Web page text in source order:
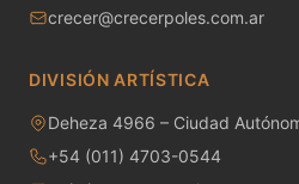
Moldes de yeso
crecer@crecerpoles.com.ar
DIVISIÓN ARTÍSTICA
Deheza 4966 – Ciudad
+54 (011) 4703-0544